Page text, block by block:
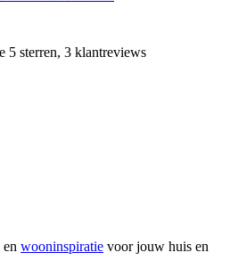
5 sterren, 3 klantreviews
en wooninspiratie voor jouw huis en